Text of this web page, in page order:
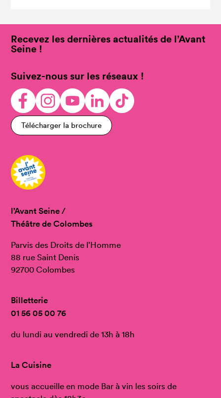
Recevez les dernières actualités de l’Avant
Seine !
Suivez-nous sur les réseaux !
Télécharger la brochure
l’Avant Seine /
Théâtre de Colombes
Parvis des Droits de l’Homme
88 rue Saint Denis
92700 Colombes
Billetterie
01 56 05 00 76
du lundi au vendredi de 13h à 18h
La Cuisine
vous accueille en mode Bar à vin les soirs de